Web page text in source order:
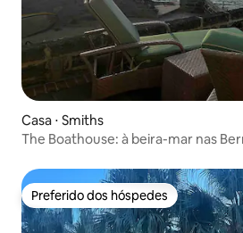
Casa ⋅ Smiths
The Boathouse: à beira-mar nas
Preferido dos hóspedes
Preferido dos hóspedes